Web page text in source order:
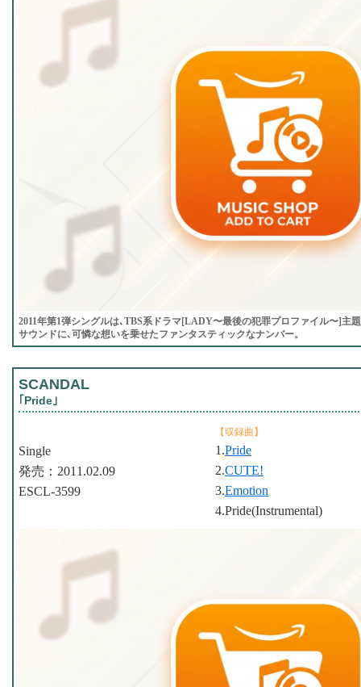
2011年第1弾シングルは､TBS系ドラマ[LADY〜最後の犯罪プロファイル〜]主
サウンドに､可憐な想いを乗せたファンタスティックなナンバー。
SCANDAL
｢Pride｣
【収録曲】
1.Pride
2.CUTE!
3.Emotion
4.Pride(Instrumental)
Single
発売：2011.02.09
ESCL-3599